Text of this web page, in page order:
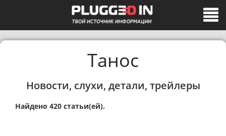
Танос
Новости, слухи, детали, трейлеры
Найдено 420 статьи(ей).